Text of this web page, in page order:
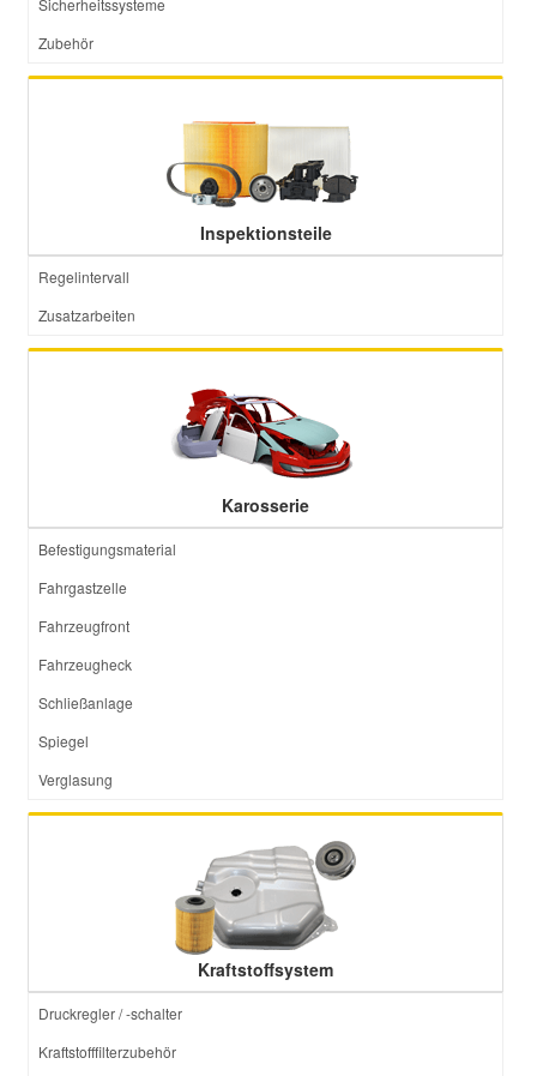
Sicherheitssysteme
Zubehör
Inspektionsteile
Regelintervall
Zusatzarbeiten
Karosserie
Befestigungsmaterial
Fahrgastzelle
Fahrzeugfront
Fahrzeugheck
Schließanlage
Spiegel
Verglasung
Kraftstoffsystem
Druckregler / -schalter
Kraftstofffilterzubehör